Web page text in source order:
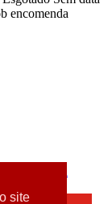
site
encomenda